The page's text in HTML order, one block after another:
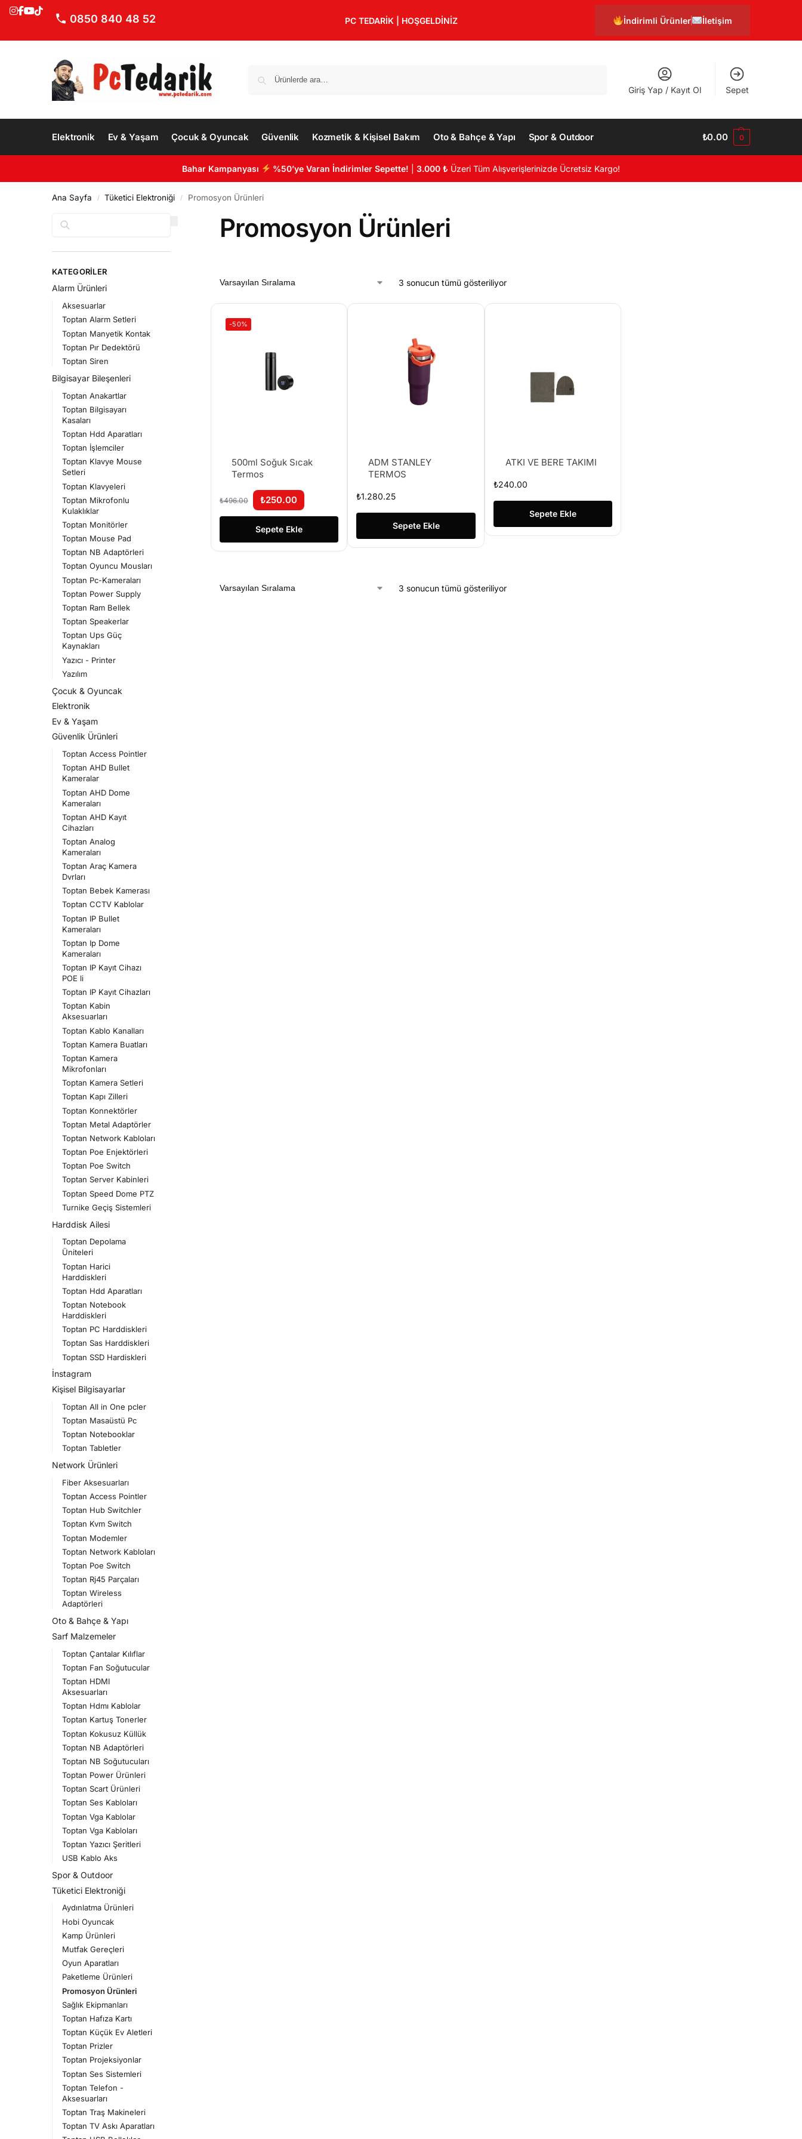
0850 840 48 52 PC TEDARİK | HOŞGELDİNİZ İndirimli Ürünler İletişim
Giriş Yap / Kayıt Ol Sepet
Elektronik Ev & Yaşam Çocuk & Oyuncak Güvenlik Kozmetik & Kişisel Bakım Oto & Bahçe & Yapı Spor & Outdoor ₺0.00 0
Bahar Kampanyası %50’ye Varan İndirimler Sepette! |3.000 ₺ Üzeri Tüm Alışverişlerinizde Ücretsiz Kargo!
Ana Sayfa / Tüketici Elektroniği / Promosyon Ürünleri
Promosyon Ürünleri
3 sonucun tümü gösteriliyor
-50%
500ml Soğuk Sıcak
Termos
₺496.00 ₺250.00
Sepete Ekle
ADM STANLEY
TERMOS
₺1.280.25
Sepete Ekle
ATKI VE BERE TAKIMI
₺240.00
Sepete Ekle
3 sonucun tümü gösteriliyor
KATEGORILER
Alarm Ürünleri
Aksesuarlar
Toptan Alarm Setleri
Toptan Manyetik Kontak
Toptan Pır Dedektörü
Toptan Siren
Bilgisayar Bileşenleri
Toptan Anakartlar
Toptan Bilgisayarı
Kasaları
Toptan Hdd Aparatları
Toptan İşlemciler
Toptan Klavye Mouse
Setleri
Toptan Klavyeleri
Toptan Mikrofonlu
Kulaklıklar
Toptan Monitörler
Toptan Mouse Pad
Toptan NB Adaptörleri
Toptan Oyuncu Mousları
Toptan Pc-Kameraları
Toptan Power Supply
Toptan Ram Bellek
Toptan Speakerlar
Toptan Ups Güç
Kaynakları
Yazıcı - Printer
Yazılım
Çocuk & Oyuncak
Elektronik
Ev & Yaşam
Güvenlik Ürünleri
Toptan Access Pointler
Toptan AHD Bullet
Kameralar
Toptan AHD Dome
Kameraları
Toptan AHD Kayıt
Cihazları
Toptan Analog
Kameraları
Toptan Araç Kamera
Dvrları
Toptan Bebek Kamerası
Toptan CCTV Kablolar
Toptan IP Bullet
Kameraları
Toptan Ip Dome
Kameraları
Toptan IP Kayıt Cihazı
POE li
Toptan IP Kayıt Cihazları
Toptan Kabin
Aksesuarları
Toptan Kablo Kanalları
Toptan Kamera Buatları
Toptan Kamera
Mikrofonları
Toptan Kamera Setleri
Toptan Kapı Zilleri
Toptan Konnektörler
Toptan Metal Adaptörler
Toptan Network Kabloları
Toptan Poe Enjektörleri
Toptan Poe Switch
Toptan Server Kabinleri
Toptan Speed Dome PTZ
Turnike Geçiş Sistemleri
Harddisk Ailesi
Toptan Depolama
Üniteleri
Toptan Harici
Harddiskleri
Toptan Hdd Aparatları
Toptan Notebook
Harddiskleri
Toptan PC Harddiskleri
Toptan Sas Harddiskleri
Toptan SSD Hardiskleri
İnstagram
Kişisel Bilgisayarlar
Toptan All in One pcler
Toptan Masaüstü Pc
Toptan Notebooklar
Toptan Tabletler
Network Ürünleri
Fiber Aksesuarları
Toptan Access Pointler
Toptan Hub Switchler
Toptan Kvm Switch
Toptan Modemler
Toptan Network Kabloları
Toptan Poe Switch
Toptan Rj45 Parçaları
Toptan Wireless
Adaptörleri
Oto & Bahçe & Yapı
Sarf Malzemeler
Toptan Çantalar Kılıflar
Toptan Fan Soğutucular
Toptan HDMI
Aksesuarları
Toptan Hdmı Kablolar
Toptan Kartuş Tonerler
Toptan Kokusuz Küllük
Toptan NB Adaptörleri
Toptan NB Soğutucuları
Toptan Power Ürünleri
Toptan Scart Ürünleri
Toptan Ses Kabloları
Toptan Vga Kablolar
Toptan Vga Kabloları
Toptan Yazıcı Şeritleri
USB Kablo Aks
Spor & Outdoor
Tüketici Elektroniği
Aydınlatma Ürünleri
Hobi Oyuncak
Kamp Ürünleri
Mutfak Gereçleri
Oyun Aparatları
Paketleme Ürünleri
Promosyon Ürünleri
Sağlık Ekipmanları
Toptan Hafıza Kartı
Toptan Küçük Ev Aletleri
Toptan Prizler
Toptan Projeksiyonlar
Toptan Ses Sistemleri
Toptan Telefon -
Aksesuarları
Toptan Traş Makineleri
Toptan TV Askı Aparatları